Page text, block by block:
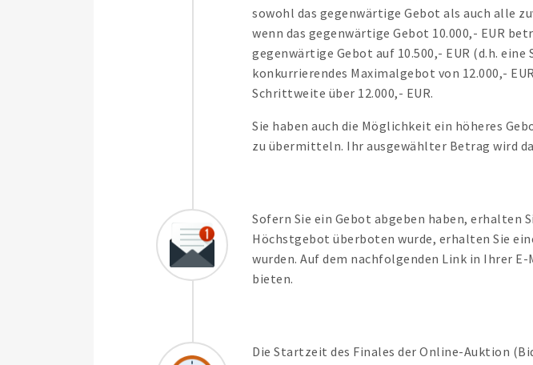
sowohl das gegenwärtige Gebot als auch alle
wenn das gegenwärtige Gebot 10.000,- EUR
gegenwärtige Gebot auf 10.500,- EUR (d.h.
konkurrierendes Maximalgebot von 12.000,-
Schrittweite über 12.000,- EUR.
Sie haben auch die Möglichkeit ein höheres
zu übermitteln. Ihr ausgewählter Betrag wird
Sofern Sie ein Gebot abgeben haben, erhalten
Höchstgebot überboten wurde, erhalten Sie
wurden. Auf dem nachfolgenden Link in Ihrer
bieten.
Die Startzeit des Finales der Online-Auktion